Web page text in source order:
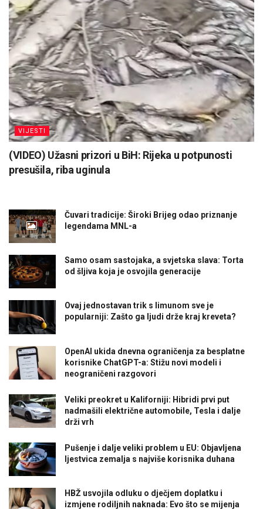
VIJESTI
(VIDEO) Užasni prizori u BiH: Rijeka u potpunosti
presušila, riba uginula
Čuvari tradicije: Široki Brijeg odao priznanje
legendama MNL-a
Samo osam sastojaka, a svjetska slava: Torta
od šljiva koja je osvojila generacije
Ovaj jednostavan trik s limunom sve je
popularniji: Zašto ga ljudi drže kraj kreveta?
OpenAI ukida dnevna ograničenja za besplatne
korisnike ChatGPT-a: Stižu novi modeli i
neograničeni razgovori
Veliki preokret u Kaliforniji: Hibridi prvi put
nadmašili električne automobile, Tesla i dalje
drži vrh
Pušenje i dalje veliki problem u EU: Objavljena
ljestvica zemalja s najviše korisnika duhana
HBŽ usvojila odluku o dječjem doplatku i
izmjene rodiljnih naknada: Evo što se mijenja